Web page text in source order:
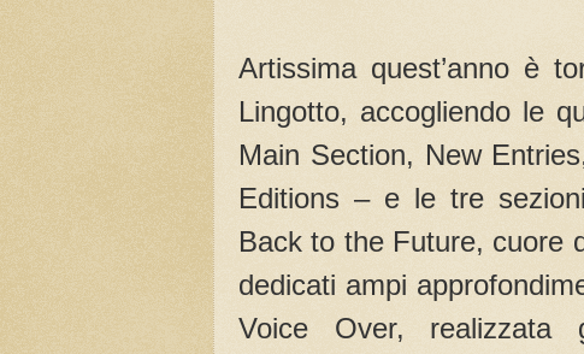
Artissima quest’anno è
Lingotto, accogliendo le
Main Section, New
Editions – e le tre
Back to the Future, cuore
dedicati ampi
Voice Over, realizzata